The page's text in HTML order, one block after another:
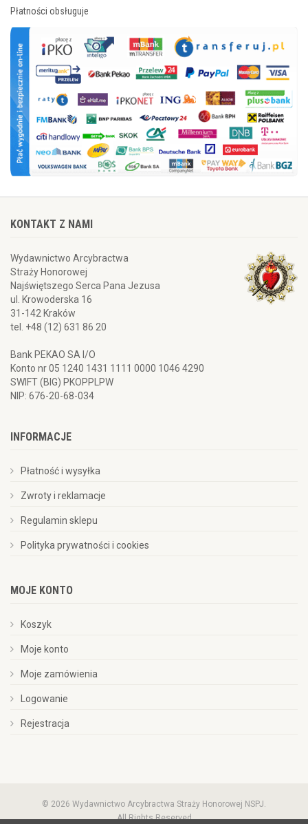
Płatności obsługuje
KONTAKT Z NAMI
Wydawnictwo Arcybractwa
Straży Honorowej
Najświętszego Serca Pana Jezusa
ul. Krowoderska 16
31-142 Kraków
tel. +48 (12) 631 86 20
Bank PEKAO SA I/O
Konto nr 05 1240 1431 1111 0000 1046 4290
SWIFT (BIG) PKOPPLPW
NIP: 676-20-68-034
INFORMACJE
Płatność i wysyłka
Zwroty i reklamacje
Regulamin sklepu
Polityka prywatności i cookies
MOJE KONTO
Koszyk
Moje konto
Moje zamówienia
Logowanie
Rejestracja
© 2026 Wydawnictwo Arcybractwa Straży Honorowej NSPJ.
All Rights Reserved